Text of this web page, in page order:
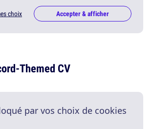
choix Accepter & afficher
Themed CV
par vos choix de cookies